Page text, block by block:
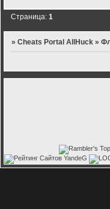
Страница:1
»Cheats Portal AllHuck »